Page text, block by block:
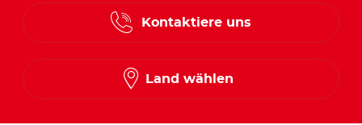
Kontaktiere uns
Land wählen